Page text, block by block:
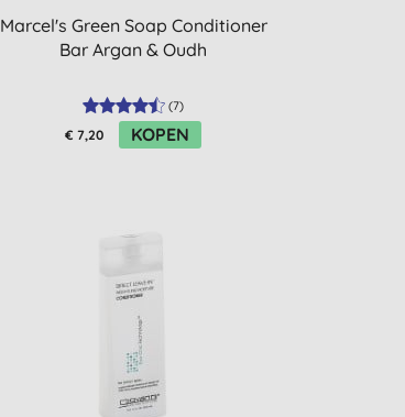
Marcel's Green Soap Conditioner
Bar Argan & Oudh
(7)
€ 7,20 KOPEN